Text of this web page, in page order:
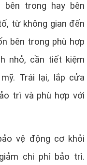
trong hay bên
từ không gian đến
bên trong phù hợp
nhỏ, cần tiết kiệm
Trái lại, lắp cửa
trì và phù hợp với
vệ động cơ khỏi
chi phí bảo trì.